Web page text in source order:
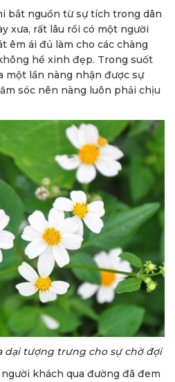
bắt nguồn từ sự tích trong dân
xưa, rất lâu rồi có một người
êm ái đủ làm cho các chàng
hề xinh đẹp. Trong suốt
một lần nàng nhận được sự
sóc nên nàng luôn phải chịu
dại tượng trưng cho sự chờ đợi
khách qua đường đã đem